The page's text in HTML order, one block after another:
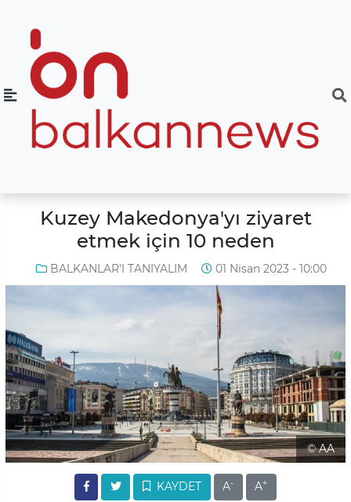
Kuzey Makedonya'yı ziyaret
etmek için 10 neden
BALKANLAR'I TANIYALIM 01 Nisan 2023 - 10:00
© AA
KAYDET A- A+